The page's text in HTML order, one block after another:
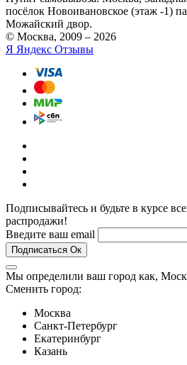
посёлок Новоивановское (этаж -1)
Можайский двор.
© Москва, 2009 – 2026
Я Яндекс Отзывы
Подписывайтесь и будьте в курсе
распродажи!
Введите ваш email
Подписаться Ок
Мы определили ваш город как,
Сменить город:
Москва
Санкт-Петербург
Екатеринбург
Казань